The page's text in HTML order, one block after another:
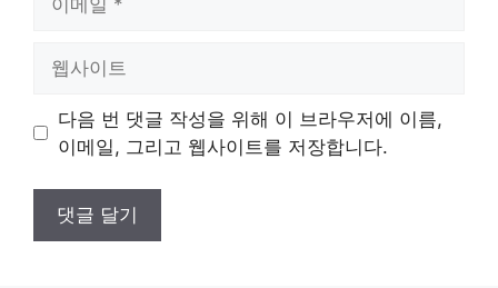
트
다음 번 댓글 작성을 위해 이 브라우저에 이름,
이메일, 그리고 웹사이트를 저장합니다.